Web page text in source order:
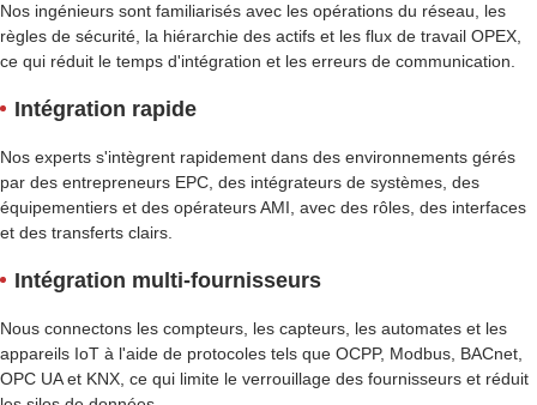
Nos ingénieurs sont familiarisés avec les opérations du réseau, les
règles de sécurité, la hiérarchie des actifs et les flux de travail OPEX,
ce qui réduit le temps d'intégration et les erreurs de communication.
Intégration rapide
Nos experts s'intègrent rapidement dans des environnements gérés
par des entrepreneurs EPC, des intégrateurs de systèmes, des
équipementiers et des opérateurs AMI, avec des rôles, des interfaces
et des transferts clairs.
Intégration multi-fournisseurs
Nous connectons les compteurs, les capteurs, les automates et les
appareils IoT à l'aide de protocoles tels que OCPP, Modbus, BACnet,
OPC UA et KNX, ce qui limite le verrouillage des fournisseurs et réduit